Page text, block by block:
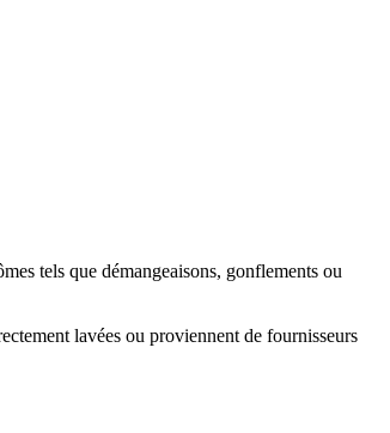
tels que démangeaisons, gonflements ou
lavées ou proviennent de fournisseurs